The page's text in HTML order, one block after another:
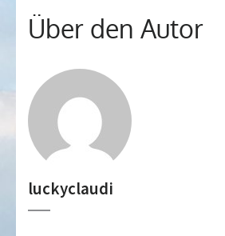
Über den Autor
luckyclaudi